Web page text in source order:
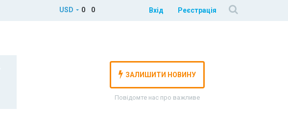
USD 0 0 Вхід Реєстрація
ЗАЛИШИТИ НОВИНУ
Повідомте нас про важливе